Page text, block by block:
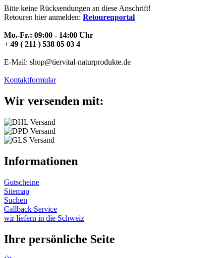
Bitte keine Rücksendungen an diese Anschrift!
Retouren hier anmelden: Retourenportal
Mo.-Fr.: 09:00 - 14:00 Uhr
+ 49 ( 211 ) 538 05 03 4
E-Mail: shop@tiervital-naturprodukte.de
Kontaktformular
Wir versenden mit:
Informationen
Gutscheine
Sitemap
Suchen
Callback Service
wir liefern in die Schweiz
Ihre persönliche Seite